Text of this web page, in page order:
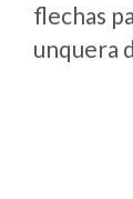
flechas
unquera